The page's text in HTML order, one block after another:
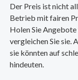
Der Preis ist nicht
Betrieb mit fairen
Holen Sie
vergleichen Sie sie.
sie könnten auf
hindeuten.